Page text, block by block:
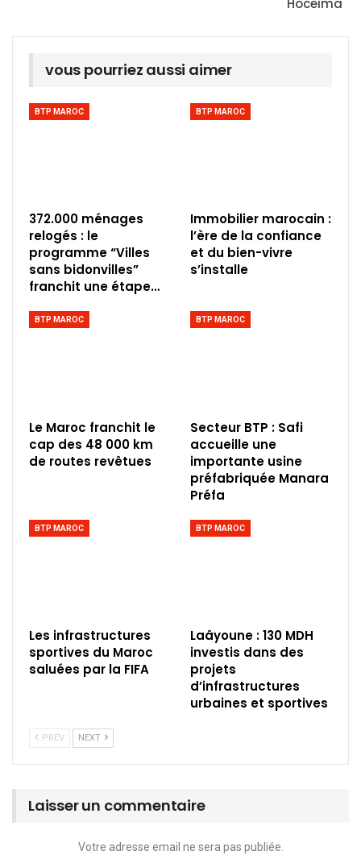
Hoceima
vous pourriez aussi aimer
BTP MAROC
372.000 ménages
relogés : le
programme “Villes
sans bidonvilles”
franchit une étape…
BTP MAROC
Immobilier marocain :
l’ère de la confiance
et du bien-vivre
s’installe
BTP MAROC
Le Maroc franchit le
cap des 48 000 km
de routes revêtues
BTP MAROC
Secteur BTP : Safi
accueille une
importante usine
préfabriquée Manara
Préfa
BTP MAROC
Les infrastructures
sportives du Maroc
saluées par la FIFA
BTP MAROC
Laâyoune : 130 MDH
investis dans des
projets
d’infrastructures
urbaines et sportives
PREV NEXT
Laisser un commentaire
Votre adresse email ne sera pas publiée.